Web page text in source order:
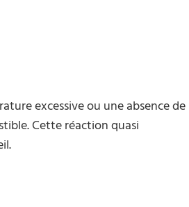
excessive ou une absence de
Cette réaction quasi